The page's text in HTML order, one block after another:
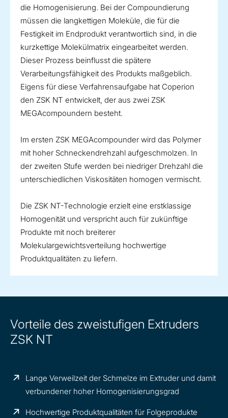
die Homogenisierung. Bei der Compoundierung
müssen die langkettigen Moleküle, die für die
Festigkeit im Endprodukt verantwortlich sind, in die
kurzkettige Molekülmatrix eingearbeitet werden.
Dieser Prozess beinflusst die spätere
Verarbeitungsfähigkeit des Produkts maßgeblich.
Eigens für diese Verfahrensaufgabe hat Coperion
den ZSK NT entwickelt, der aus zwei ZSK
MEGAcompoundern besteht.
Im ersten ZSK MEGAcompounder wird das Polymer
mit hoher Schneckendrehzahl aufgeschmolzen. In
der zweiten Stufe werden bei niedriger Drehzahl die
unterschiedlichen Viskositäten homogen vermischt.
Die ZSK NT-Technologie erzielt eine erstklassige
Homogenität und verspricht auch für zukünftige
Produkte mit noch breiterer
Molekulargewichtsverteilung hochwertige
Produktqualitäten zu liefern.
Vorteile des zweistufigen Extruders
ZSK NT
Lange Verweilzeit der Schmelze im Extruder und damit
verbundener hoher Homogenisierungsgrad
Hochwertige Produktqualitäten für Folgeprodukte